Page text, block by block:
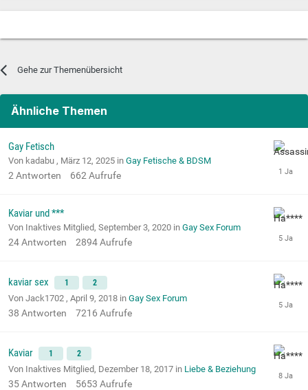
Gehe zur Themenübersicht
Ähnliche Themen
Gay Fetisch
Von kadabu , März 12, 2025 in Gay Fetische & BDSM
2 Antworten 662 Aufrufe
Kaviar und ***
Von Inaktives Mitglied, September 3, 2020 in Gay Sex Forum
24Antworten 2894Aufrufe
kaviar sex 1 2
Von Jack1702 , April 9, 2018 in Gay Sex Forum
38 Antworten 7216 Aufrufe
Kaviar 1 2
Von Inaktives Mitglied, Dezember 18, 2017 in Liebe & Beziehung
35Antworten 5653 Aufrufe